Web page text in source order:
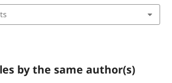
by the same author(s)